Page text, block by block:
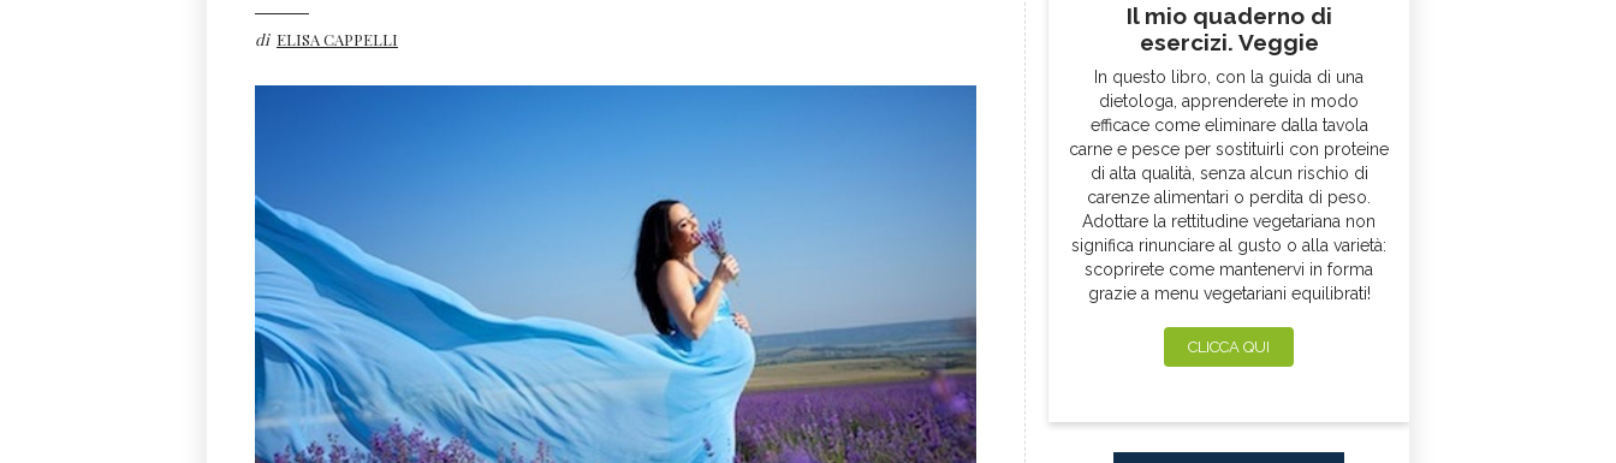
di ELISA CAPPELLI
Il mio quaderno di
esercizi. Veggie
In questo libro, con la guida di una
dietologa, apprenderete in modo
efficace come eliminare dalla tavola
carne e pesce per sostituirli con proteine
di alta qualità, senza alcun rischio di
carenze alimentari o perdita di peso.
Adottare la rettitudine vegetariana non
significa rinunciare al gusto o alla varietà:
scoprirete come mantenervi in forma
grazie a menu vegetariani equilibrati!
CLICCA QUI